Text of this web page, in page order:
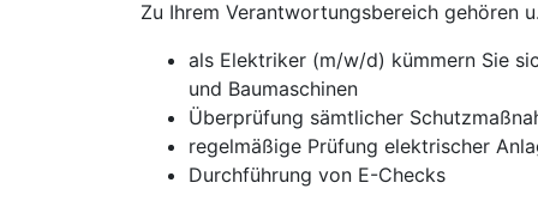
Zu Ihrem Verantwortungsbereich gehören
als Elektriker (m/w/d) kümmern Sie
und Baumaschinen
Überprüfung sämtlicher
regelmäßige Prüfung elektrischer
Durchführung von E-Checks